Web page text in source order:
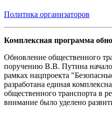
Политика организаторов
Комплексная программа
Обновление общественного
поручению В.В. Путина
рамках нацпроекта
разработана единая
общественного транспорта в
внимание было уделено